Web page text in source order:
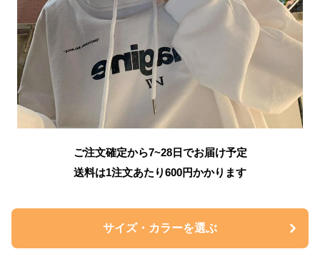
ご注文確定から7~28日でお届け予定
送料は1注文あたり600円かかります
サイズ・カラーを選ぶ